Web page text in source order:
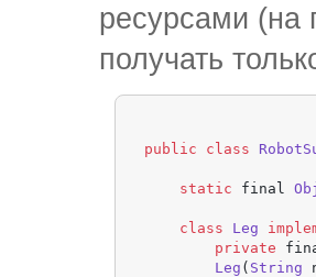
ресурсами (на
получать
public class
static final
class Leg
private
Leg ( String